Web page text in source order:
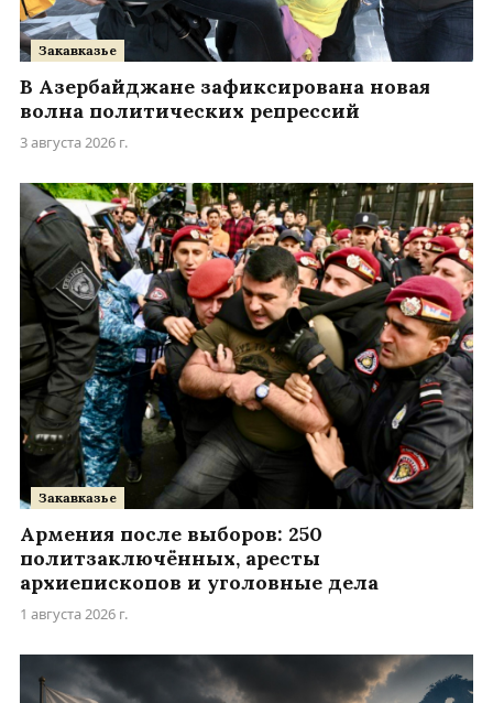
Закавказье
В Азербайджане зафиксирована новая
волна политических репрессий
3 августа 2026 г.
Закавказье
Армения после выборов: 250
политзаключённых, аресты
архиепископов и уголовные дела
1 августа 2026 г.